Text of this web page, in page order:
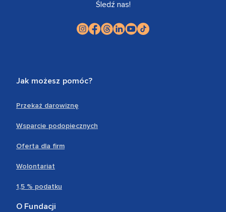
Śledź nas!
Jak możesz pomóc?
Przekaż darowiznę
Wsparcie podopiecznych
Oferta dla firm
Wolontariat
1,5 % podatku
O Fundacji